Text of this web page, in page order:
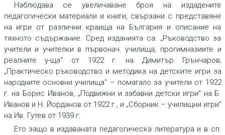
Наблюдава се увеличаване броя на издадените
педагогически материали и книги, свързани с представяне
на игри от различни краища на България и описание на
тяхното съдържание. Сред изданията са: „Ръководство за
учители и учителки в първонач. училища, прогимназиите и
реалните у-ща“ от 1922 г. на Димитър Грънчаров;
„Практическо ръководство и методика на детските игри за
народните основни училища“ – помагало за учители от 1922
г. на Борис Иванов, „Подвижни и забавни детски игри“ на Б.
Иванов и Н. Йорданов от 1922 г., и „Сборник – училищни игри“
на Ив. Гутев от 1939 г.
Ето защо в издаваната педагогическа литература и в сп.